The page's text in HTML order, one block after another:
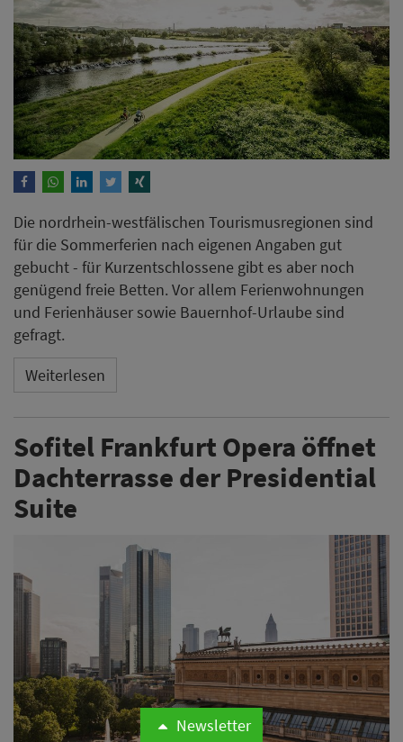
Die nordrhein-westfälischen Tourismusregionen sind
für die Sommerferien nach eigenen Angaben gut
gebucht - für Kurzentschlossene gibt es aber noch
genügend freie Betten. Vor allem Ferienwohnungen
und Ferienhäuser sowie Bauernhof-Urlaube sind
gefragt.
Weiterlesen
Sofitel Frankfurt Opera öffnet
Dachterrasse der Presidential
Suite
Newsletter